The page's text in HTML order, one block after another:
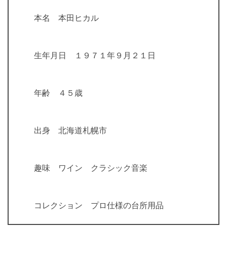
本名 本田ヒカル
生年月日 １９７１年９月２１日
年齢 ４５歳
出身 北海道札幌市
趣味 ワイン クラシック音楽
コレクション プロ仕様の台所用品